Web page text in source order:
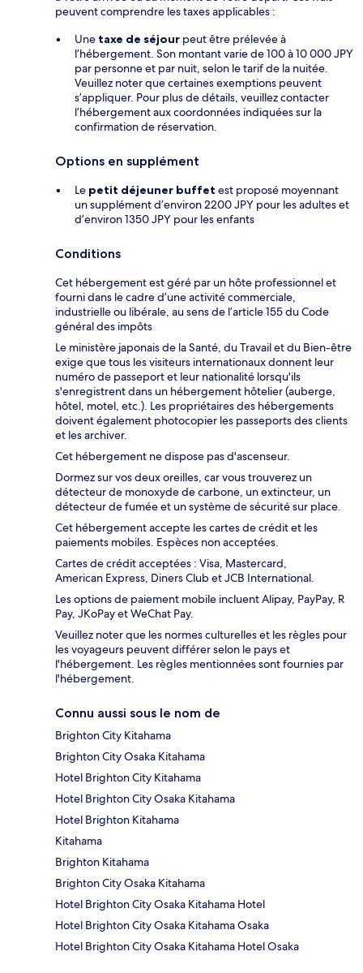
peuvent comprendre les taxes applicables :
Une taxe de séjour peut être prélevée à
l’hébergement. Son montant varie de 100 à 10 000 JPY
par personne et par nuit, selon le tarif de la nuitée.
Veuillez noter que certaines exemptions peuvent
s’appliquer. Pour plus de détails, veuillez contacter
l’hébergement aux coordonnées indiquées sur la
confirmation de réservation.
Options en supplément
Le petit déjeuner buffet est proposé moyennant
un supplément d’environ 2200 JPY pour les adultes et
d’environ 1350 JPY pour les enfants
Conditions
Cet hébergement est géré par un hôte professionnel et
fourni dans le cadre d’une activité commerciale,
industrielle ou libérale, au sens de l’article 155 du Code
général des impôts
Le ministère japonais de la Santé, du Travail et du Bien-être
exige que tous les visiteurs internationaux donnent leur
numéro de passeport et leur nationalité lorsqu'ils
s'enregistrent dans un hébergement hôtelier (auberge,
hôtel, motel, etc.). Les propriétaires des hébergements
doivent également photocopier les passeports des clients
et les archiver.
Cet hébergement ne dispose pas d'ascenseur.
Dormez sur vos deux oreilles, car vous trouverez un
détecteur de monoxyde de carbone, un extincteur, un
détecteur de fumée et un système de sécurité sur place.
Cet hébergement accepte les cartes de crédit et les
paiements mobiles. Espèces non acceptées.
Cartes de crédit acceptées : Visa, Mastercard,
American Express, Diners Club et JCB International.
Les options de paiement mobile incluent Alipay, PayPay, R
Pay, JKoPay et WeChat Pay.
Veuillez noter que les normes culturelles et les règles pour
les voyageurs peuvent différer selon le pays et
l'hébergement. Les règles mentionnées sont fournies par
l'hébergement.
Connu aussi sous le nom de
Brighton City Kitahama
Brighton City Osaka Kitahama
Hotel Brighton City Kitahama
Hotel Brighton City Osaka Kitahama
Hotel Brighton Kitahama
Kitahama
Brighton Kitahama
Brighton City Osaka Kitahama
Hotel Brighton City Osaka Kitahama Hotel
Hotel Brighton City Osaka Kitahama Osaka
Hotel Brighton City Osaka Kitahama Hotel Osaka